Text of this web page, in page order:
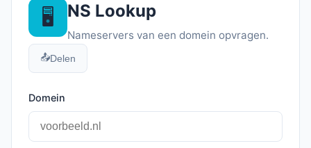
🖥️ NS Lookup
Nameservers van een domein opvragen.
📤Delen
Domein